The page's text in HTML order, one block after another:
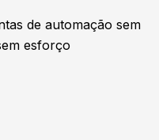
de automação sem
esforço